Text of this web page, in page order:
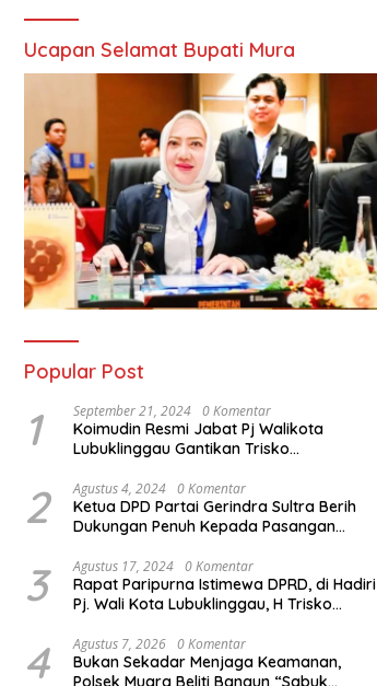
Ucapan Selamat Bupati Mura
Popular Post
1 September 21, 2024 0 Komentar
Koimudin Resmi Jabat Pj Walikota
Lubuklinggau Gantikan Trisko
2 Agustus 4, 2024 0 Komentar
Ketua DPD Partai Gerindra Sultra Berih
Dukungan Penuh Kepada Pasangan
Konawe (HADIR) di Pilkada Konawe 2024
3 Agustus 17, 2024 0 Komentar
Rapat Paripurna Istimewa DPRD, di Hadiri
Pj. Wali Kota Lubuklinggau, H Trisko
Mendengarkan Pidato Kenegaraan
Presiden RI Dalam Rangka HUT ke-79
4 Agustus 7, 2026 0 Komentar
Bukan Sekadar Menjaga Keamanan,
Polsek Muara Beliti Bangun “Sabuk